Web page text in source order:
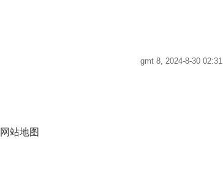
gmt 8, 2024-8-30 02:31
网站地图